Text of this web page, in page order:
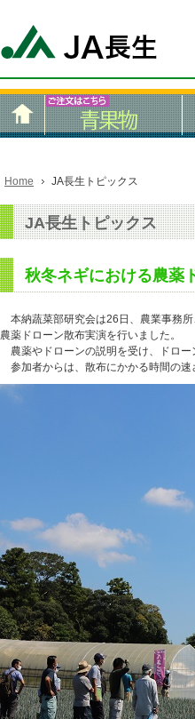
Home JA長生トピックス
JA長生トピックス
秋冬ネギにおける農薬
本納蔬菜部研究会は26日、農業事務
農薬ドローン散布実演を行いました。
農薬やドローンの説明を受け、ドロー
参加者からは、散布にかかる時間の速